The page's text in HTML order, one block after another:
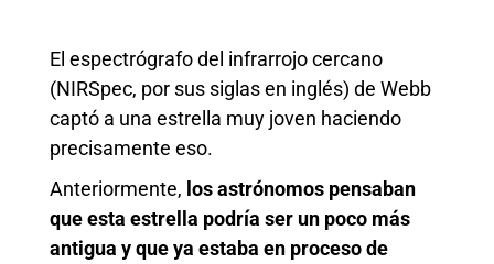
El espectrógrafo del infrarrojo cercano
(NIRSpec, por sus siglas en inglés) de Webb
captó a una estrella muy joven haciendo
precisamente eso.
Anteriormente, los astrónomos pensaban
que esta estrella podría ser un poco más
antigua y que ya estaba en proceso de